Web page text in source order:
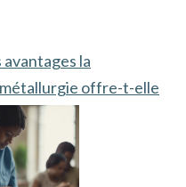
avantages la
offre-t-elle